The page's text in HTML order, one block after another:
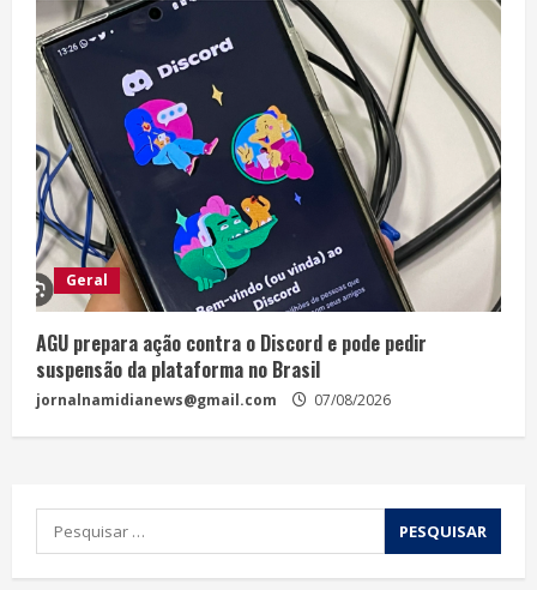
Geral
AGU prepara ação contra o Discord e pode pedir
suspensão da plataforma no Brasil
jornalnamidianews@gmail.com 07/08/2026